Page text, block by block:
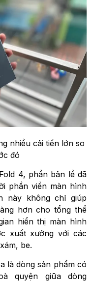
nhiều cải tiến lớn so
đó
4, phần bản lề đã
phần viền màn hình
này không chỉ giúp
hơn cho tổng thể
hiển thị màn hình
xuất xưởng với các
be.
là dòng sản phẩm có
quyện giữa dòng